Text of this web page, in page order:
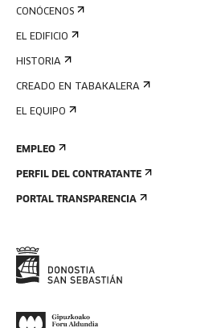
CONÓCENOS
EL EDIFICIO
HISTORIA
CREADO EN TABAKALERA
EL EQUIPO
EMPLEO
PERFIL DEL CONTRATANTE
PORTAL TRANSPARENCIA